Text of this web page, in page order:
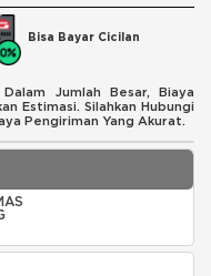
Bisa Bayar Cicilan
Jumlah Besar, Biaya
Estimasi. Silahkan Hubungi
Pengiriman Yang Akurat.